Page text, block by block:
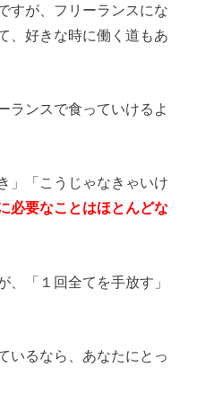
すが、フリーランスにな
、好きな時に働く道もあ
ランスで食っていけるよ
」「こうじゃなきゃいけ
必要なことはほとんどな
、「１回全てを手放す」
いるなら、あなたにとっ